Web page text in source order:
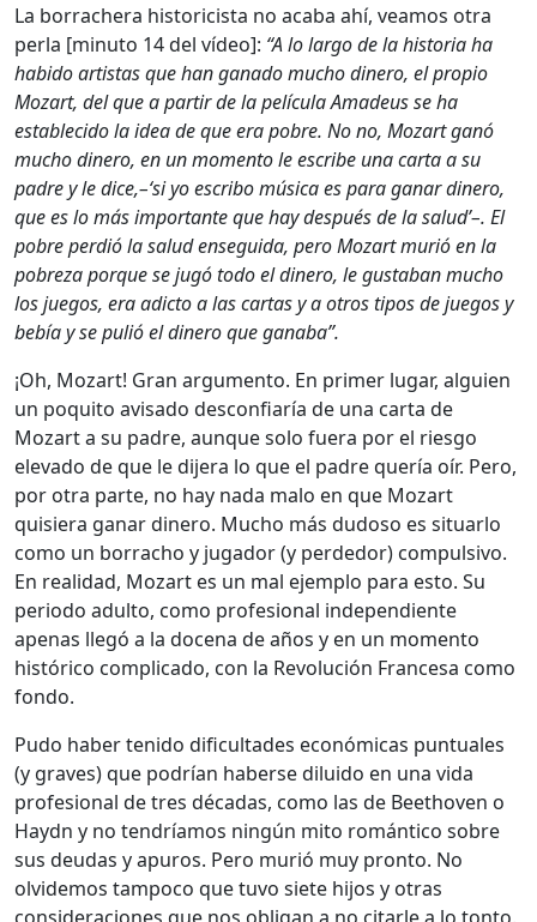
La borrachera historicista no acaba ahí, veamos otra
perla [minuto 14 del vídeo]: “A lo largo de la historia ha
habido artistas que han ganado mucho dinero, el propio
Mozart, del que a partir de la película Amadeus se ha
establecido la idea de que era pobre. No no, Mozart ganó
mucho dinero, en un momento le escribe una carta a su
padre y le dice,–‘si yo escribo música es para ganar dinero,
que es lo más importante que hay después de la salud’–. El
pobre perdió la salud enseguida, pero Mozart murió en la
pobreza porque se jugó todo el dinero, le gustaban mucho
los juegos, era adicto a las cartas y a otros tipos de juegos y
bebía y se pulió el dinero que ganaba”.
¡Oh, Mozart! Gran argumento. En primer lugar, alguien
un poquito avisado desconfiaría de una carta de
Mozart a su padre, aunque solo fuera por el riesgo
elevado de que le dijera lo que el padre quería oír. Pero,
por otra parte, no hay nada malo en que Mozart
quisiera ganar dinero. Mucho más dudoso es situarlo
como un borracho y jugador (y perdedor) compulsivo.
En realidad, Mozart es un mal ejemplo para esto. Su
periodo adulto, como profesional independiente
apenas llegó a la docena de años y en un momento
histórico complicado, con la Revolución Francesa como
fondo.
Pudo haber tenido dificultades económicas puntuales
(y graves) que podrían haberse diluido en una vida
profesional de tres décadas, como las de Beethoven o
Haydn y no tendríamos ningún mito romántico sobre
sus deudas y apuros. Pero murió muy pronto. No
olvidemos tampoco que tuvo siete hijos y otras